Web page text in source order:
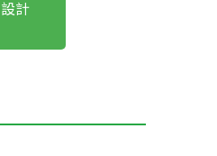
設計